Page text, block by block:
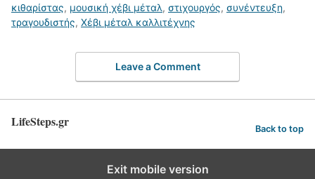
κιθαρίστας, μουσική χέβι μέταλ, στιχουργός, συνέντευξη,
τραγουδιστής, Χέβι μέταλ καλλιτέχνης
Leave a Comment
LifeSteps.gr Back to top
Exit mobile version